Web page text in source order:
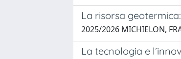
La risorsa
2025/2026 MICHIELON,
La tecnologia e